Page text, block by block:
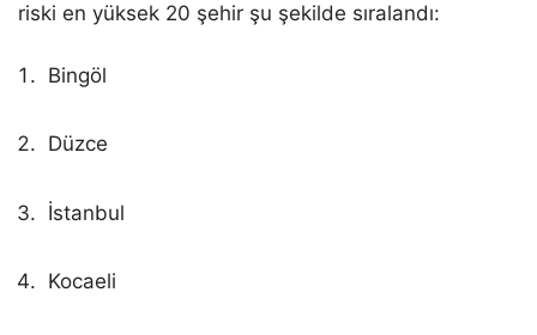
riski en yüksek 20 şehir şu şekilde sıralandı:
Bingöl
Düzce
İstanbul
Kocaeli